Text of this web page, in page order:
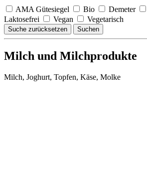
AMA Gütesiegel Bio Demeter
Laktosefrei
Vegan Vegetarisch
Suche zurücksetzen Suchen
Milch und Milchprodukte
Milch, Joghurt, Topfen, Käse, Molke